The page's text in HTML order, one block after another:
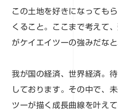
この土地を好きになっても
くること。ここまで考えて
がケイエイツーの強みだな
我が国の経済、世界経済。
しております。その中で、
ツーが描く成長曲線を叶え